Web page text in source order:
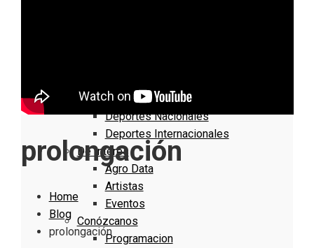
Deportes Locales
Deportes Nacionales
Deportes Internacionales
De Interés
Agro Data
Artistas
Eventos
Conózcanos
Programacion
prolongación
Home
Blog
prolongación